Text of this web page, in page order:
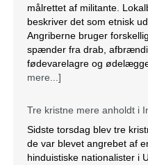
målrettet af militante.
beskriver det som etnisk
Angriberne bruger
spænder fra drab,
fødevarelagre og
mere...]
Tre kristne mere anholdt i
Sidste torsdag blev tre
de var blevet angrebet af
hinduistiske nationalister i